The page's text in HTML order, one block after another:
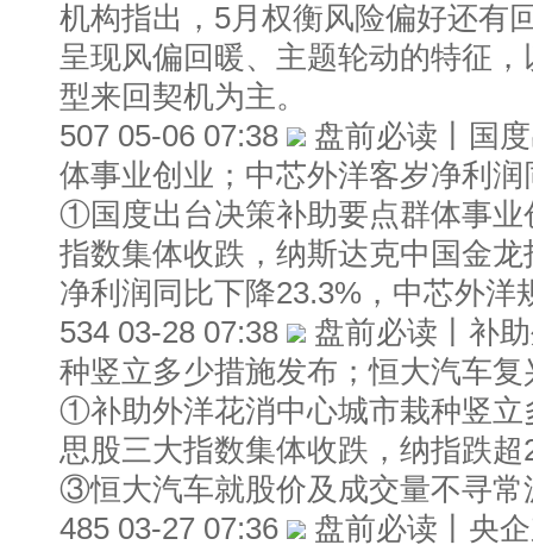
机构指出，5月权衡风险偏好还有
呈现风偏回暖、主题轮动的特征
型来回契机为主。
507 05-06 07:38
盘前必读丨国
体事业创业；中芯外洋客岁净利润
①国度出台决策补助要点群体事
指数集体收跌，纳斯达克中国金
净利润同比下降23.3%，中芯外洋
534 03-28 07:38
盘前必读丨补
种竖立多少措施发布；恒大汽车复
①补助外洋花消中心城市栽种竖
思股三大指数集体收跌，纳指跌
③恒大汽车就股价及成交量不寻常
485 03-27 07:36
盘前必读丨央